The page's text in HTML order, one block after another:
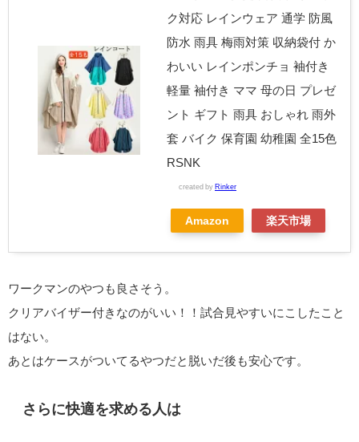
ク対応 レインウェア 通学 防風
防水 雨具 梅雨対策 収納袋付 か
わいい レインポンチョ 袖付き
軽量 袖付き ママ 母の日 プレゼ
ント ギフト 雨具 おしゃれ 雨外
套 バイク 保育園 幼稚園 全15色
RSNK
created by Rinker
Amazon 楽天市場
ワークマンのやつも良さそう。
クリアバイザー付きなのがいい！！試合見やすいにこしたこと
はない。
あとはケースがついてるやつだと脱いだ後も安心です。
さらに快適を求める人は